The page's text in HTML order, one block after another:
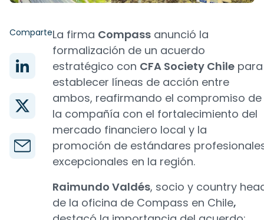
ComparteLa firma Compass anunció la
formalización de un acuerdo
estratégico con CFA Society Chile para
establecer líneas de acción entre
ambos, reafirmando el compromiso de
la compañía con el fortalecimiento del
mercado financiero local y la
promoción de estándares
excepcionales en la región.
Raimundo Valdés, socio y country
de la oficina de Compass en Chile,